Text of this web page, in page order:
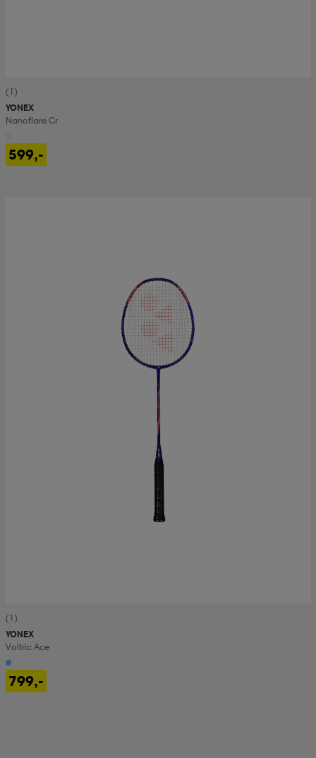
(1)
YONEX
Nanoflare Cr
599,-
(1)
YONEX
Voltric Ace
799,-